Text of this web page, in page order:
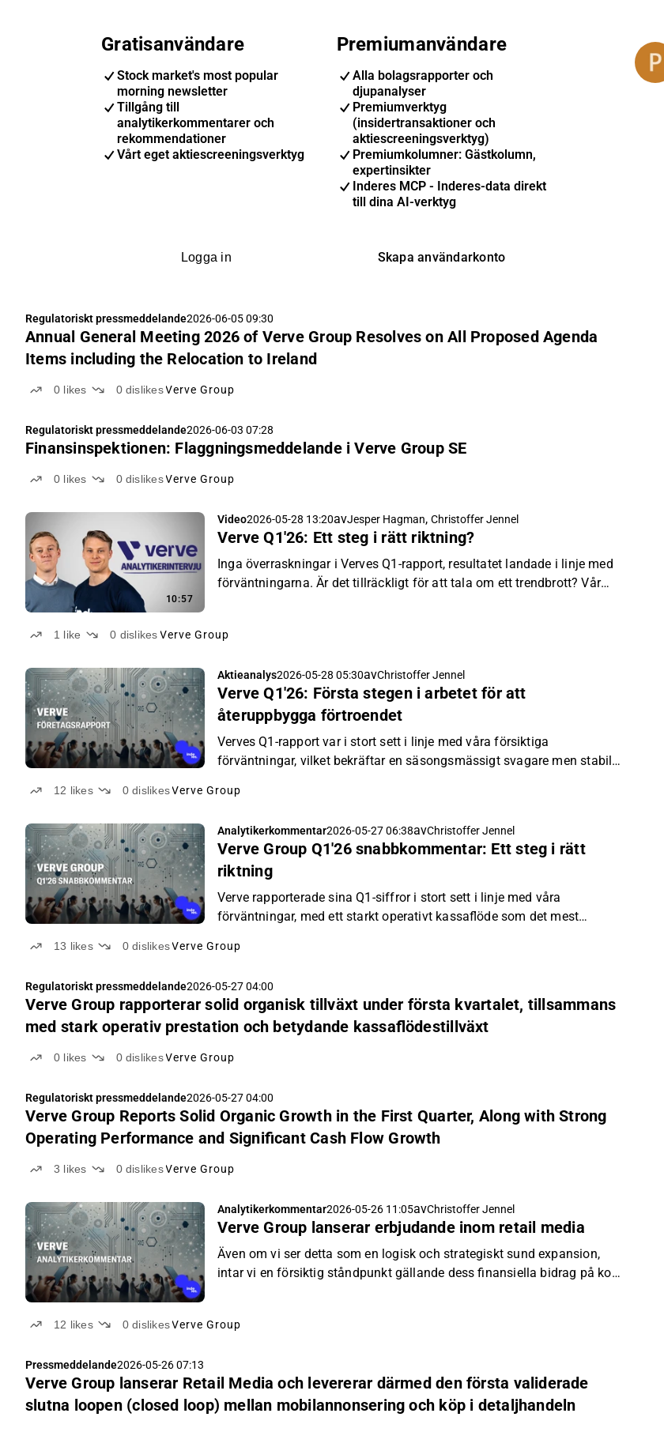
Gratisanvändare
Stock market's most popular
morning newsletter
Tillgång till
analytikerkommentarer och
rekommendationer
Vårt eget aktiescreeningsverktyg
Premiumanvändare
Alla bolagsrapporter och
djupanalyser
Premiumverktyg
(insidertransaktioner och
aktiescreeningsverktyg)
Premiumkolumner: Gästkolumn,
expertinsikter
Inderes MCP - Inderes-data direkt
till dina AI-verktyg
Logga in Skapa användarkonto
Regulatoriskt pressmeddelande2026-06-05 09:30
Annual General Meeting 2026 of Verve Group Resolves on All Proposed Agenda
Items including the Relocation to Ireland
0 likes 0 dislikes Verve Group
Regulatoriskt pressmeddelande2026-06-03 07:28
Finansinspektionen: Flaggningsmeddelande i Verve Group SE
0 likes 0 dislikes Verve Group
10:57
Video2026-05-28 13:20avJesper Hagman, Christoffer Jennel
Verve Q1'26: Ett steg i rätt riktning?
Inga överraskningar i Verves Q1-rapport, resultatet landade i linje med
förväntningarna. Är det tillräckligt för att tala om ett trendbrott? Vår
1 like 0 dislikes Verve Group
Aktieanalys2026-05-28 05:30avChristoffer Jennel
Verve Q1'26: Första stegen i arbetet för att
återuppbygga förtroendet
Verves Q1-rapport var i stort sett i linje med våra försiktiga
förväntningar, vilket bekräftar en säsongsmässigt svagare men stabil
12 likes 0dislikesVerve Group
Analytikerkommentar2026-05-27 06:38avChristoffer Jennel
Verve Group Q1'26 snabbkommentar: Ett steg i rätt
riktning
Verve rapporterade sina Q1-siffror i stort sett i linje med våra
förväntningar, med ett starkt operativt kassaflöde som det mest
13 likes 0dislikesVerve Group
Regulatoriskt pressmeddelande2026-05-27 04:00
Verve Group rapporterar solid organisk tillväxt under första kvartalet, tillsammans
med stark operativ prestation och betydande kassaflödestillväxt
0 likes 0 dislikes Verve Group
Regulatoriskt pressmeddelande2026-05-27 04:00
Verve Group Reports Solid Organic Growth in the First Quarter, Along with Strong
Operating Performance and Significant Cash Flow Growth
3 likes 0 dislikes Verve Group
Analytikerkommentar2026-05-26 11:05avChristoffer Jennel
Verve Group lanserar erbjudande inom retail media
Även om vi ser detta som en logisk och strategiskt sund expansion,
intar vi en försiktig ståndpunkt gällande dess finansiella bidrag på kort
12 likes 0dislikesVerve Group
Pressmeddelande2026-05-26 07:13
Verve Group lanserar Retail Media och levererar därmed den första validerade
slutna loopen (closed loop) mellan mobilannonsering och köp i detaljhandeln